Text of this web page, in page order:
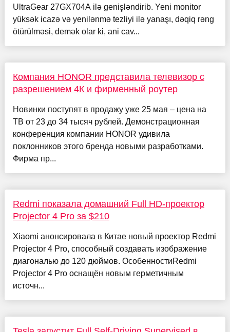
UltraGear 27GX704A ilə genişləndirib. Yeni monitor
yüksək icazə və yenilənmə tezliyi ilə yanaşı, dəqiq rəng
ötürülməsi, demək olar ki, ani cav...
Компания HONOR представила телевизор с
разрешением 4К и фирменный роутер
Новинки поступят в продажу уже 25 мая – цена на
ТВ от 23 до 34 тысяч рублей. Демонстрационная
конференция компании HONOR удивила
поклонников этого бренда новыми разработками.
Фирма пр...
Redmi показала домашний Full HD-проектор
Projector 4 Pro за $210
Xiaomi анонсировала в Китае новый проектор Redmi
Projector 4 Pro, способный создавать изображение
диагональю до 120 дюймов. ОсобенностиRedmi
Projector 4 Pro оснащён новым герметичным
источн...